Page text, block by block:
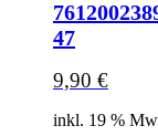
47
9,90 €
inkl. 19 %